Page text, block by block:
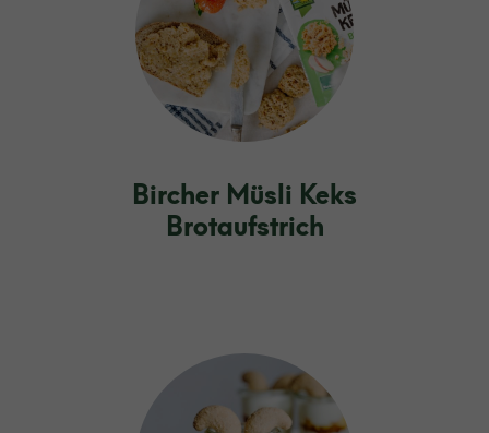
Bircher Müsli Keks
Brotaufstrich